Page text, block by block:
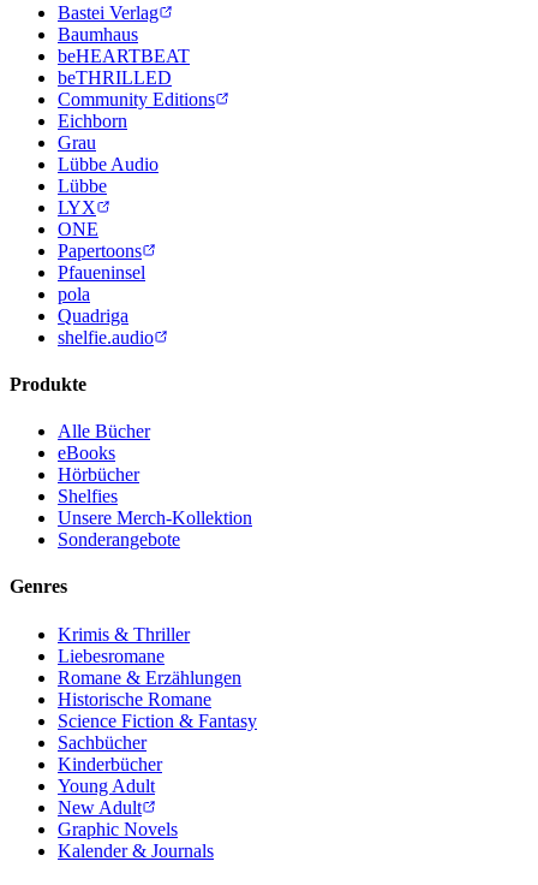
Bastei Verlag
Baumhaus
beHEARTBEAT
beTHRILLED
Community Editions
Eichborn
Grau
Lübbe Audio
Lübbe
LYX
ONE
Papertoons
Pfaueninsel
pola
Quadriga
shelfie.audio
Produkte
Alle Bücher
eBooks
Hörbücher
Shelfies
Unsere Merch-Kollektion
Sonderangebote
Genres
Krimis & Thriller
Liebesromane
Romane & Erzählungen
Historische Romane
Science Fiction & Fantasy
Sachbücher
Kinderbücher
Young Adult
New Adult
Graphic Novels
Kalender & Journals